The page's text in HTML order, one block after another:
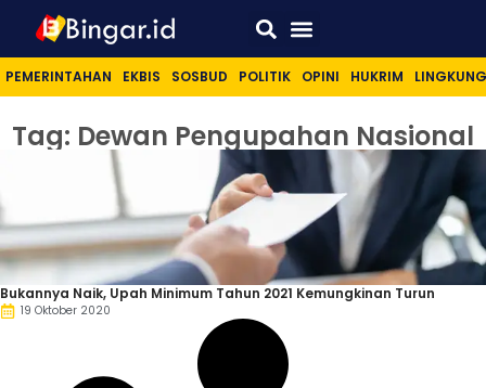
PEMERINTAHAN EKBIS SOSBUD POLITIK OPINI HUKRIM
Tag: Dewan Pengupahan Nasional
Bukannya Naik, Upah Minimum Tahun 2021 Kemungkinan Turun
19 Oktober 2020